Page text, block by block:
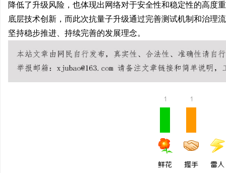
降低了升级风险，也体现出网络对于安全性和稳定性的高度
底层技术创新，而此次抗量子升级通过完善测试机制和治理
坚持稳步推进、持续完善的发展理念。
1
鲜花
1
握手 雷人